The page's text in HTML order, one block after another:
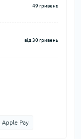
49 гривень
від 30 гривень
Apple Pay